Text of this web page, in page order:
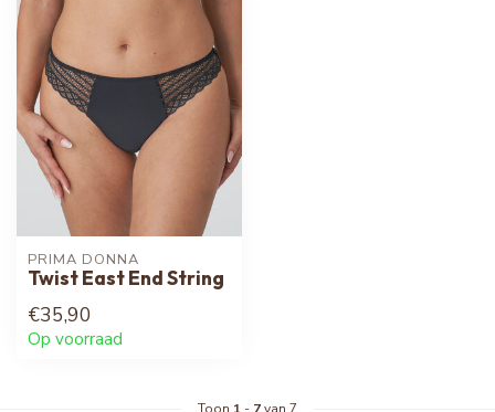
PRIMA DONNA
Twist East End String
€35,90
Op voorraad
Toon 1 - 7van 7